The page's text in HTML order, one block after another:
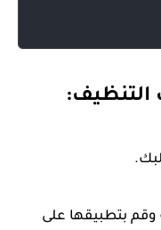
التنظيف:
وقم بتطبيقها على